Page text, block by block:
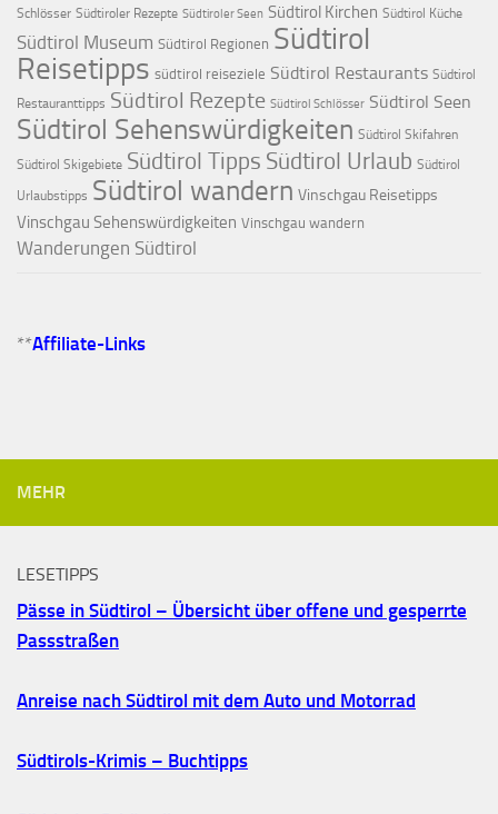
Schlösser Südtiroler Rezepte Südtiroler Seen Südtirol Kirchen Südtirol Küche
Südtirol Museum Südtirol Regionen Südtirol
Reisetipps südtirol reiseziele Südtirol Restaurants Südtirol
Restauranttipps Südtirol Rezepte Südtirol Schlösser Südtirol Seen
Südtirol Sehenswürdigkeiten Südtirol Skifahren
Südtirol Skigebiete Südtirol Tipps Südtirol Urlaub Südtirol
Urlaubstipps Südtirol wandern Vinschgau Reisetipps
Vinschgau Sehenswürdigkeiten Vinschgau wandern
Wanderungen Südtirol
**Affiliate-Links
MEHR
LESETIPPS
Pässe in Südtirol – Übersicht über offene und gesperrte
Passstraßen
Anreise nach Südtirol mit dem Auto und Motorrad
Südtirols-Krimis – Buchtipps